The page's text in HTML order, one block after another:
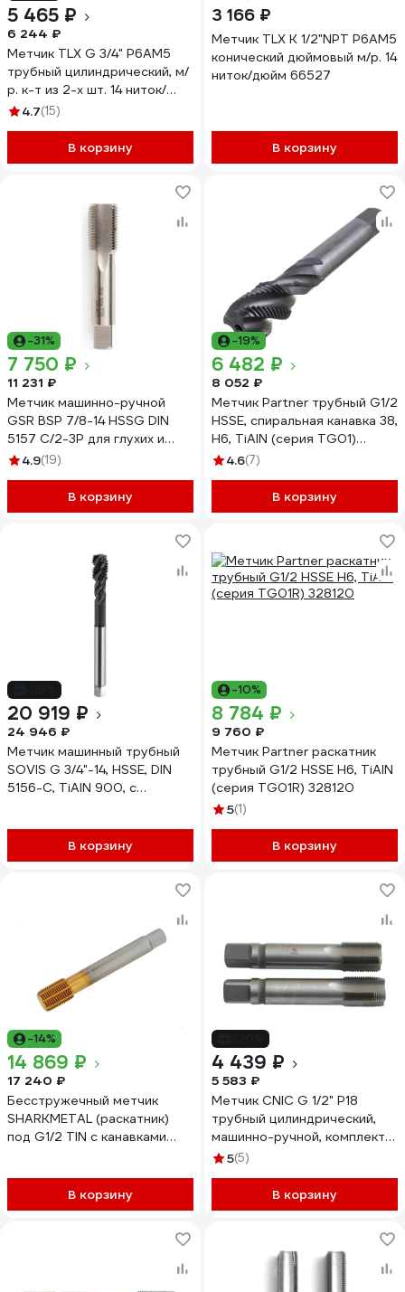
5 465 ₽
6 244 ₽
Метчик TLX G 3/4" Р6АМ5
трубный цилиндрический, м/
р. к-т из 2-х шт. 14 ниток/
дюйм 66503
4.7(15)
В корзину
3 166 ₽
Метчик TLX К 1/2"NPT Р6АМ5
конический дюймовый м/р. 14
ниток/дюйм 66527
В корзину
-31%
7 750 ₽
11 231 ₽
Метчик машинно-ручной
GSR BSP 7/8-14 HSSG DIN
5157 C/2-3P для глухих и
сквозных отверстий
4.9(19)
В корзину
-19%
6 482 ₽
8 052 ₽
Метчик Partner трубный G1/2
HSSE, спиральная канавка 38,
H6, TiAlN (серия TG01)
325120
4.6(7)
В корзину
20 919 ₽
24 946 ₽
Метчик машинный трубный
SOVIS G 3/4"-14, HSSE, DIN
5156-C, TiAlN 900, с
В корзину
-10%
8 784 ₽
9 760 ₽
Метчик Partner раскатник
трубный G1/2 HSSE H6, TiAlN
(серия TG01R) 328120
5(1)
В корзину
-14%
14 869 ₽
17 240 ₽
Бесстружечный метчик
SHARKMETAL (раскатник)
под G1/2 TIN с канавками
В корзину
4 439 ₽
5 583 ₽
Метчик CNIC G 1/2" Р18
трубный цилиндрический,
машинно-ручной, комплект
из 2-х шт. 14 ниток/дюйм
5(5)
В корзину